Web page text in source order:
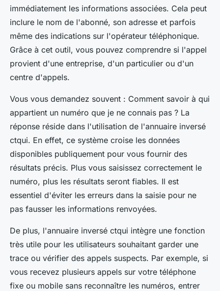
immédiatement les informations associées. Cela peut
inclure le nom de l'abonné, son adresse et parfois
même des indications sur l'opérateur téléphonique.
Grâce à cet outil, vous pouvez comprendre si l'appel
provient d'une entreprise, d'un particulier ou d'un
centre d'appels.
Vous vous demandez souvent : Comment savoir à qui
appartient un numéro que je ne connais pas ? La
réponse réside dans l'utilisation de l'annuaire inversé
ctqui. En effet, ce système croise les données
disponibles publiquement pour vous fournir des
résultats précis. Plus vous saisissez correctement le
numéro, plus les résultats seront fiables. Il est
essentiel d'éviter les erreurs dans la saisie pour ne
pas fausser les informations renvoyées.
De plus, l'annuaire inversé ctqui intègre une fonction
très utile pour les utilisateurs souhaitant garder une
trace ou vérifier des appels suspects. Par exemple, si
vous recevez plusieurs appels sur votre téléphone
fixe ou mobile sans reconnaître les numéros, entrer